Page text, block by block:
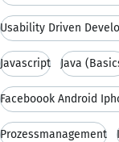
Usability Driven
Javascript Java
Faceboook Android
Prozessmanagement